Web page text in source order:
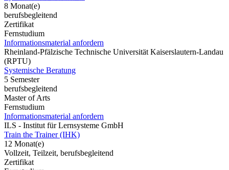
8 Monat(e)
berufsbegleitend
Zertifikat
Fernstudium
Informationsmaterial anfordern
Rheinland-Pfälzische Technische Universität Kaiserslautern-Landau
(RPTU)
Systemische Beratung
5 Semester
berufsbegleitend
Master of Arts
Fernstudium
Informationsmaterial anfordern
ILS - Institut für Lernsysteme GmbH
Train the Trainer (IHK)
12 Monat(e)
Vollzeit, Teilzeit, berufsbegleitend
Zertifikat